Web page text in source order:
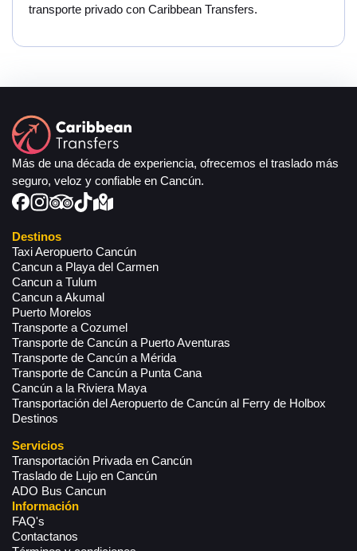
transporte privado con Caribbean Transfers.
Más de una década de experiencia, ofrecemos el traslado más
seguro, veloz y confiable en Cancún.
Destinos
Taxi Aeropuerto Cancún
Cancun a Playa del Carmen
Cancun a Tulum
Cancun a Akumal
Puerto Morelos
Transporte a Cozumel
Transporte de Cancún a Puerto Aventuras
Transporte de Cancún a Mérida
Transporte de Cancún a Punta Cana
Cancún a la Riviera Maya
Transportación del Aeropuerto de Cancún al Ferry de Holbox
Destinos
Servicios
Transportación Privada en Cancún
Traslado de Lujo en Cancún
ADO Bus Cancun
Información
FAQ's
Contactanos